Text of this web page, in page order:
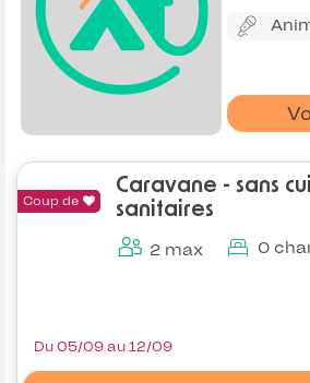
Coup de
Caravane - sans
sanitaires
2 max 0
Du 05/09 au 12/09